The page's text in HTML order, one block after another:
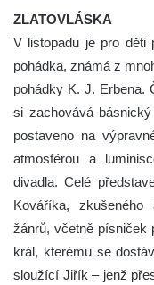
ZLATOVLÁSKA
V listopadu je pro děti
pohádka, známá z
pohádky K. J. Erbena.
si zachovává
postaveno na
atmosférou a
divadla. Celé
Kováříka,
žánrů, včetně písniček
král, kterému se
sloužící Jiřík – jenž